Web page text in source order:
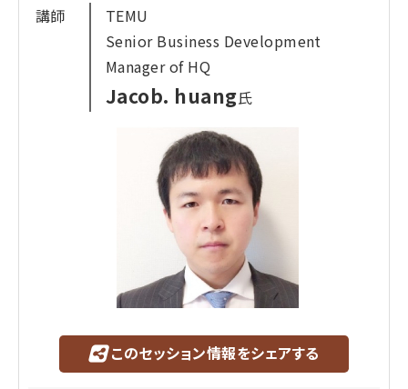
ボット導入を検討したい・省人・省力化を図りたい・
物流コストを見直したい
講師
TEMU
Senior Business Development
Manager of HQ
Jacob. huang氏
このセッション情報をシェアする